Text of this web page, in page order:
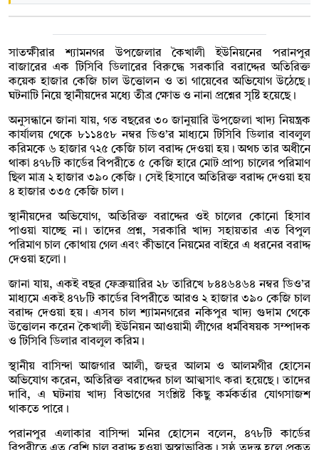
সাতক্ষীরার শ্যামনগর উপজেলার কৈখালী ইউনিয়নের পরানপুর
বাজারের এক টিসিবি ডিলারের বিরুদ্ধে সরকারি বরাদ্দের অতিরিক্ত
কয়েক হাজার কেজি চাল উত্তোলন ও তা গায়েবের অভিযোগ উঠেছে।
ঘটনাটি নিয়ে স্থানীয়দের মধ্যে তীব্র ক্ষোভ ও নানা প্রশ্নের সৃষ্টি হয়েছে।
অনুসন্ধানে জানা যায়, গত বছরের ৩০ জানুয়ারি উপজেলা খাদ্য নিয়ন্ত্রক
কার্যালয় থেকে ৮১১৪৫৮ নম্বর ডিও’র মাধ্যমে টিসিবি ডিলার বাবলুল
করিমকে ৬ হাজার ৭২৫ কেজি চাল বরাদ্দ দেওয়া হয়। অথচ তার অধীনে
থাকা ৪৭৮টি কার্ডের বিপরীতে ৫ কেজি হারে মোট প্রাপ্য চালের পরিমাণ
ছিল মাত্র ২ হাজার ৩৯০ কেজি। সেই হিসাবে অতিরিক্ত বরাদ্দ দেওয়া হয়
৪ হাজার ৩৩৫ কেজি চাল।
স্থানীয়দের অভিযোগ, অতিরিক্ত বরাদ্দের ওই চালের কোনো হিসাব
পাওয়া যাচ্ছে না। তাদের প্রশ্ন, সরকারি খাদ্য সহায়তার এত বিপুল
পরিমাণ চাল কোথায় গেল এবং কীভাবে নিয়মের বাইরে এ ধরনের বরাদ্দ
দেওয়া হলো।
জানা যায়, একই বছর ফেব্রুয়ারির ২৮ তারিখে ৮৪৪৬৪৬৪ নম্বর ডিও’র
মাধ্যমে একই ৪৭৮টি কার্ডের বিপরীতে আরও ২ হাজার ৩৯০ কেজি চাল
বরাদ্দ দেওয়া হয়। এসব চাল শ্যামনগরের নকিপুর খাদ্য গুদাম থেকে
উত্তোলন করেন কৈখালী ইউনিয়ন আওয়ামী লীগের ধর্মবিষয়ক সম্পাদক
ও টিসিবি ডিলার বাবলুল করিম।
স্থানীয় বাসিন্দা আজগার আলী, জহুর আলম ও আলমগীর হোসেন
অভিযোগ করেন, অতিরিক্ত বরাদ্দের চাল আত্মসাৎ করা হয়েছে। তাদের
দাবি, এ ঘটনায় খাদ্য বিভাগের সংশ্লিষ্ট কিছু কর্মকর্তার যোগসাজশ
থাকতে পারে।
পরানপুর এলাকার বাসিন্দা মনির হোসেন বলেন, ৪৭৮টি কার্ডের